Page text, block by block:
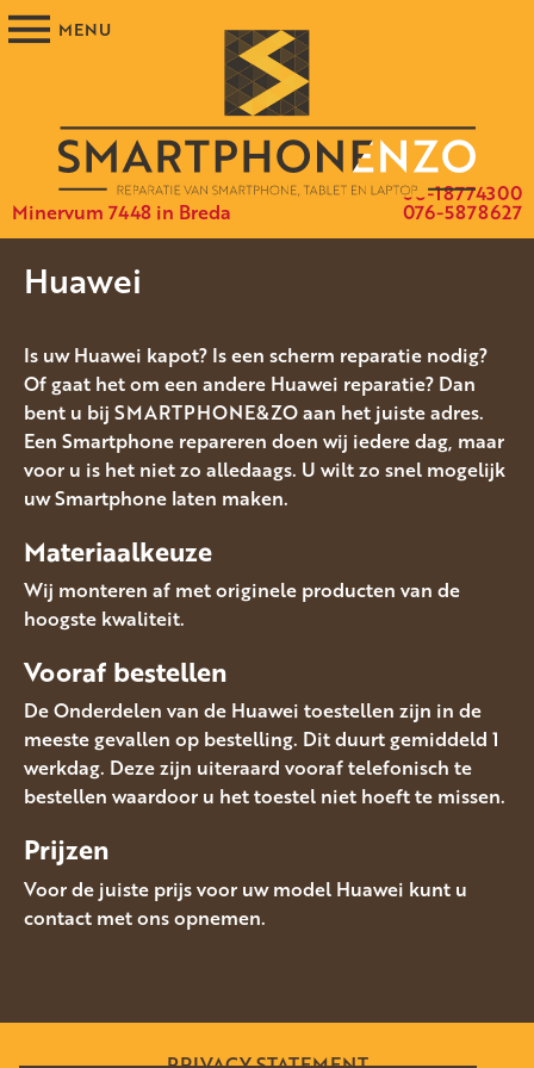
Minervum 7448 in Breda 076-5878627
06-18774300
Huawei
Is uw Huawei kapot? Is een scherm reparatie nodig?
Of gaat het om een andere Huawei reparatie? Dan
bent u bij SMARTPHONE&ZO aan het juiste adres.
Een Smartphone repareren doen wij iedere dag, maar
voor u is het niet zo alledaags. U wilt zo snel mogelijk
uw Smartphone laten maken.
Materiaalkeuze
Wij monteren af met originele producten van de
hoogste kwaliteit.
Vooraf bestellen
De Onderdelen van de Huawei toestellen zijn in de
meeste gevallen op bestelling. Dit duurt gemiddeld 1
werkdag. Deze zijn uiteraard vooraf telefonisch te
bestellen waardoor u het toestel niet hoeft te missen.
Prijzen
Voor de juiste prijs voor uw model Huawei kunt u
contact met ons opnemen.